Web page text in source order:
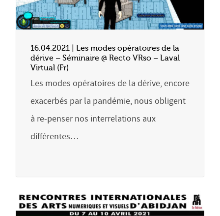
16.04.2021 | Les modes opératoires de la
dérive – Séminaire @ Recto VRso – Laval
Virtual (Fr)
Les modes opératoires de la dérive, encore
exacerbés par la pandémie, nous obligent
à re-penser nos interrelations aux
différentes…